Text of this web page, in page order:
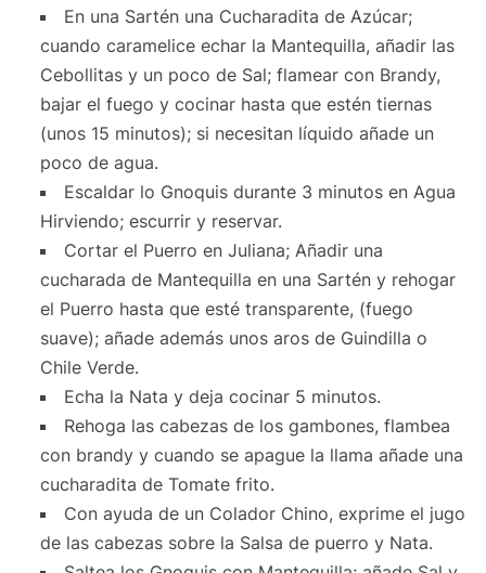
En una Sartén una Cucharadita de Azúcar;
cuando caramelice echar la Mantequilla, añadir las
Cebollitas y un poco de Sal; flamear con Brandy,
bajar el fuego y cocinar hasta que estén tiernas
(unos 15 minutos); si necesitan líquido añade un
poco de agua.
Escaldar lo Gnoquis durante 3 minutos en Agua
Hirviendo; escurrir y reservar.
Cortar el Puerro en Juliana; Añadir una
cucharada de Mantequilla en una Sartén y rehogar
el Puerro hasta que esté transparente, (fuego
suave); añade además unos aros de Guindilla o
Chile Verde.
Echa la Nata y deja cocinar 5 minutos.
Rehoga las cabezas de los gambones, flambea
con brandy y cuando se apague la llama añade una
cucharadita de Tomate frito.
Con ayuda de un Colador Chino, exprime el jugo
de las cabezas sobre la Salsa de puerro y Nata.